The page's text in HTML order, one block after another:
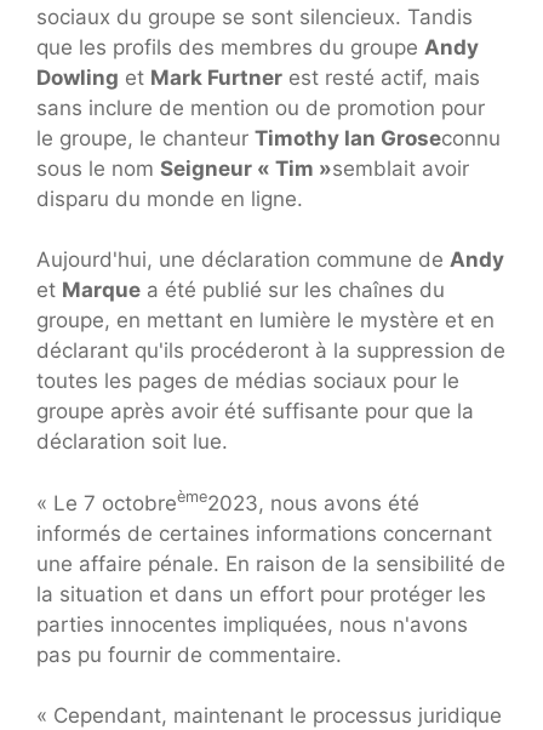
sociaux du groupe se sont silencieux. Tandis
que les profils des membres du groupe Andy
Dowling et Mark Furtner est resté actif, mais
sans inclure de mention ou de promotion pour
le groupe, le chanteur Timothy Ian Groseconnu
sous le nom Seigneur « Tim »semblait avoir
disparu du monde en ligne.
Aujourd'hui, une déclaration commune de Andy
et Marque a été publié sur les chaînes du
groupe, en mettant en lumière le mystère et en
déclarant qu'ils procéderont à la suppression de
toutes les pages de médias sociaux pour le
groupe après avoir été suffisante pour que la
déclaration soit lue.
« Le 7 octobreème2023, nous avons été
informés de certaines informations concernant
une affaire pénale. En raison de la sensibilité de
la situation et dans un effort pour protéger les
parties innocentes impliquées, nous n'avons
pas pu fournir de commentaire.
« Cependant, maintenant le processus juridique